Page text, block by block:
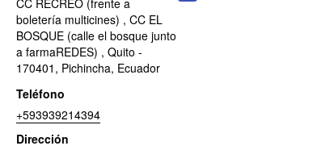
CC RECREO (frente a
boletería multicines) , CC EL
BOSQUE (calle el bosque junto
a farmaREDES) , Quito -
170401, Pichincha, Ecuador
Teléfono
+593939214394
Dirección